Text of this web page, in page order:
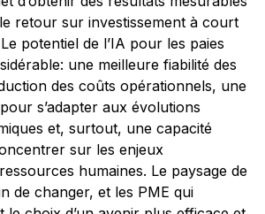
retour sur investissement à court
potentiel de l’IA pour les paies
une meilleure fiabilité des
des coûts opérationnels, une
s’adapter aux évolutions
et, surtout, une capacité
sur les enjeux
humaines. Le paysage de
de changer, et les PME qui